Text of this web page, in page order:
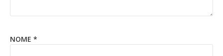
NOME *